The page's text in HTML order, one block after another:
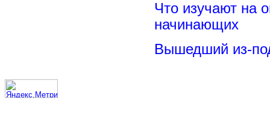
Что изучают на
начинающих
Вышедший из-